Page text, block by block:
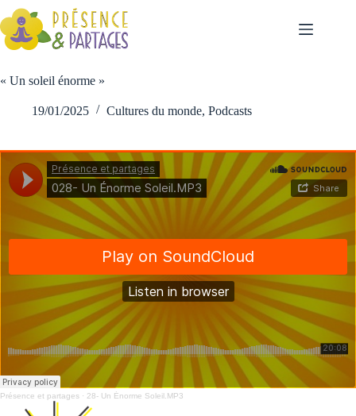
« Un soleil énorme »
19/01/2025 Cultures du monde, Podcasts
Présence et partages · 28- Un Énorme Soleil.MP3